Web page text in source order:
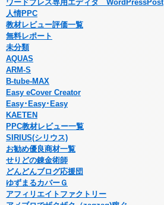
ワードプレス専用エディタ WordPressPost
人情PPC
教材レビュー評価一覧
無料レポート
未分類
AQUAS
ARM-S
B-tube-MAX
Easy eCover Creator
Easy･Easy･Easy
KAETEN
PPC教材レビュー一覧
SIRIUS(シリウス)
お勧め優良商材一覧
せりどの錬金術師
どんどんブログ応援団
ゆずまるカバーＧ
アフィリエイトファクトリー